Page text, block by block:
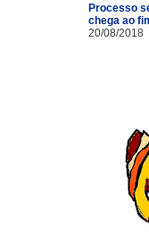
Processo
chega ao
20/08/2018